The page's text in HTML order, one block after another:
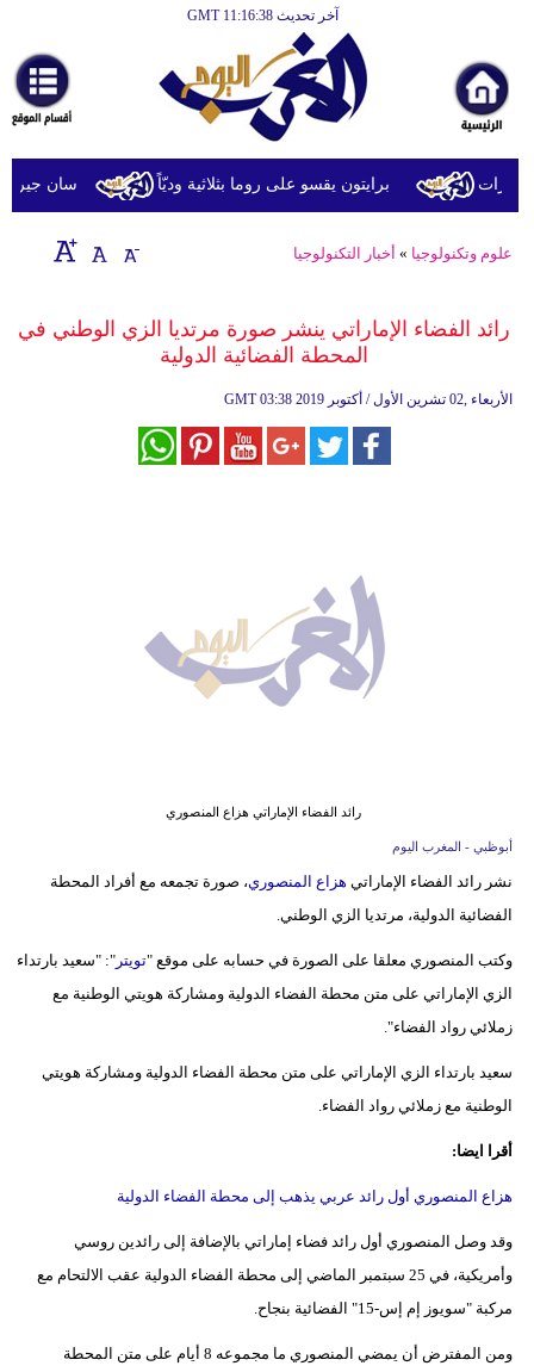
آخر تحديث GMT 11:16:38
أخبارعاجلة
رياضة
ثقافة
إقتصاد
وموسيقى
مرأة
وتكنولوجيا
فيديو
سان جيرمان برايتون يقسو على روما بثلاثية وديّاً
علوم وتكنولوجيا » أخبار التكنولوجيا
رائد الفضاء الإماراتي ينشر صورة مرتديا الزي الوطني في
المحطة الفضائية الدولية
GMT 03:38 2019 الأربعاء ,02 تشرين الأول / أكتوبر
رائد الفضاء الإماراتي هزاع المنصوري
أبوظبي - المغرب اليوم
نشر رائد الفضاء الإماراتي هزاع المنصوري، صورة تجمعه مع أفراد المحطة
الفضائية الدولية، مرتديا الزي الوطني.
وكتب المنصوري معلقا على الصورة في حسابه على موقع "تويتر": "سعيد بارتداء
الزي الإماراتي على متن محطة الفضاء الدولية ومشاركة هويتي الوطنية مع
زملائي رواد الفضاء".
سعيد بارتداء الزي الإماراتي على متن محطة الفضاء الدولية ومشاركة هويتي
الوطنية مع زملائي رواد الفضاء.
أقرا ايضا:
هزاع المنصوري أول رائد عربي يذهب إلى محطة الفضاء الدولية​
وقد وصل المنصوري أول رائد فضاء إماراتي بالإضافة إلى رائدين روسي
وأمريكية، في 25 سبتمبر الماضي إلى محطة الفضاء الدولية عقب الالتحام مع
مركبة "سويوز إم إس-15" الفضائية بنجاح.
ومن المفترض أن يمضي المنصوري ما مجموعه 8 أيام على متن المحطة